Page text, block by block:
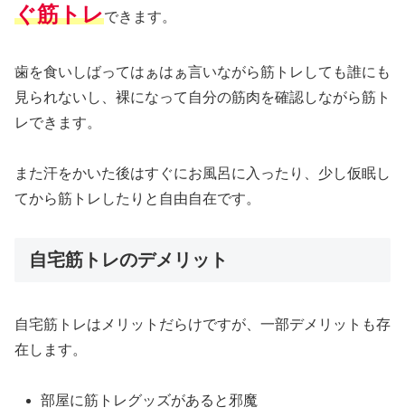
ぐ筋トレできます。
歯を食いしばってはぁはぁ言いながら筋トレしても誰にも
見られないし、裸になって自分の筋肉を確認しながら筋ト
レできます。
また汗をかいた後はすぐにお風呂に入ったり、少し仮眠し
てから筋トレしたりと自由自在です。
自宅筋トレのデメリット
自宅筋トレはメリットだらけですが、一部デメリットも存
在します。
部屋に筋トレグッズがあると邪魔